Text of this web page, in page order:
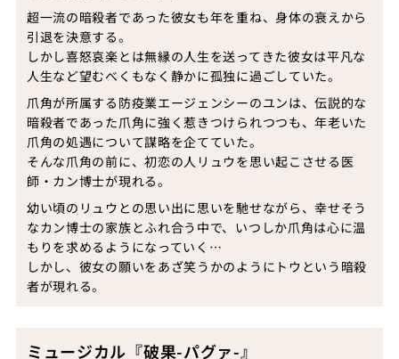
超一流の暗殺者であった彼女も年を重ね、身体の衰えから
引退を決意する。
しかし喜怒哀楽とは無縁の人生を送ってきた彼女は平凡な
人生など望むべくもなく静かに孤独に過ごしていた。
爪角が所属する防疫業エージェンシーのユンは、伝説的な
暗殺者であった爪角に強く惹きつけられつつも、年老いた
爪角の処遇について謀略を企てていた。
そんな爪角の前に、初恋の人リュウを思い起こさせる医
師・カン博士が現れる。
幼い頃のリュウとの思い出に思いを馳せながら、幸せそう
なカン博士の家族とふれ合う中で、いつしか爪角は心に温
もりを求めるようになっていく…
しかし、彼女の願いをあざ笑うかのようにトウという暗殺
者が現れる。
ミュージカル『破果-パグァ-』